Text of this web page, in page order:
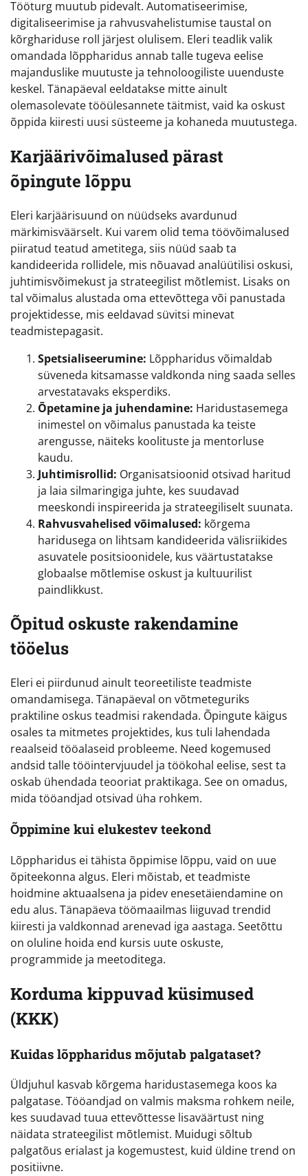
Tööturg muutub pidevalt. Automatiseerimise,
digitaliseerimise ja rahvusvahelistumise taustal on
kõrghariduse roll järjest olulisem. Eleri teadlik valik
omandada lõppharidus annab talle tugeva eelise
majanduslike muutuste ja tehnoloogiliste uuenduste
keskel. Tänapäeval eeldatakse mitte ainult
olemasolevate tööülesannete täitmist, vaid ka oskust
õppida kiiresti uusi süsteeme ja kohaneda muutustega.
Karjäärivõimalused pärast
õpingute lõppu
Eleri karjäärisuund on nüüdseks avardunud
märkimisväärselt. Kui varem olid tema töövõimalused
piiratud teatud ametitega, siis nüüd saab ta
kandideerida rollidele, mis nõuavad analüütilisi oskusi,
juhtimisvõimekust ja strateegilist mõtlemist. Lisaks on
tal võimalus alustada oma ettevõttega või panustada
projektidesse, mis eeldavad süvitsi minevat
teadmistepagasit.
Spetsialiseerumine: Lõppharidus võimaldab
süveneda kitsamasse valdkonda ning saada selles
arvestatavaks eksperdiks.
Õpetamine ja juhendamine: Haridustasemega
inimestel on võimalus panustada ka teiste
arengusse, näiteks koolituste ja mentorluse
kaudu.
Juhtimisrollid: Organisatsioonid otsivad haritud
ja laia silmaringiga juhte, kes suudavad
meeskondi inspireerida ja strateegiliselt suunata.
Rahvusvahelised võimalused: kõrgema
haridusega on lihtsam kandideerida välisriikides
asuvatele positsioonidele, kus väärtustatakse
globaalse mõtlemise oskust ja kultuurilist
paindlikkust.
Õpitud oskuste rakendamine
tööelus
Eleri ei piirdunud ainult teoreetiliste teadmiste
omandamisega. Tänapäeval on võtmeteguriks
praktiline oskus teadmisi rakendada. Õpingute käigus
osales ta mitmetes projektides, kus tuli lahendada
reaalseid tööalaseid probleeme. Need kogemused
andsid talle tööintervjuudel ja töökohal eelise, sest ta
oskab ühendada teooriat praktikaga. See on omadus,
mida tööandjad otsivad üha rohkem.
Õppimine kui elukestev teekond
Lõppharidus ei tähista õppimise lõppu, vaid on uue
õpiteekonna algus. Eleri mõistab, et teadmiste
hoidmine aktuaalsena ja pidev enesetäiendamine on
edu alus. Tänapäeva töömaailmas liiguvad trendid
kiiresti ja valdkonnad arenevad iga aastaga. Seetõttu
on oluline hoida end kursis uute oskuste,
programmide ja meetoditega.
Korduma kippuvad küsimused
(KKK)
Kuidas lõppharidus mõjutab palgataset?
Üldjuhul kasvab kõrgema haridustasemega koos ka
palgatase. Tööandjad on valmis maksma rohkem neile,
kes suudavad tuua ettevõttesse lisaväärtust ning
näidata strateegilist mõtlemist. Muidugi sõltub
palgatõus erialast ja kogemustest, kuid üldine trend on
positiivne.